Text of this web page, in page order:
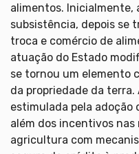
alimentos. Inicialmente,
subsistência, depois se
troca e comércio de
atuação do Estado
se tornou um elemento
da propriedade da
estimulada pela
além dos incentivos
agricultura com